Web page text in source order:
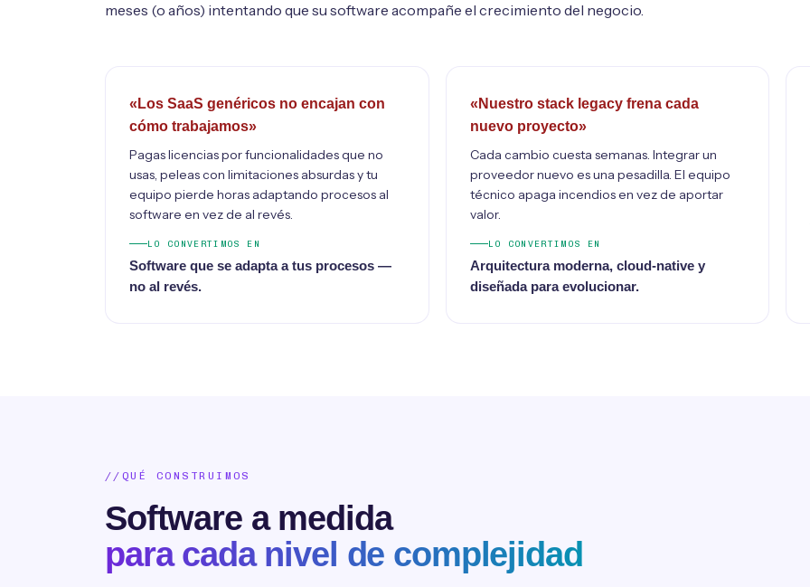
meses (o años) intentando que su software acompañe el crecimiento del negocio.
«Los SaaS genéricos no encajan con
cómo trabajamos»
Pagas licencias por funcionalidades que no
usas, peleas con limitaciones absurdas y tu
equipo pierde horas adaptando procesos al
software en vez de al revés.
LO CONVERTIMOS EN
Software que se adapta a tus procesos —
no al revés.
«Nuestro stack legacy frena cada
nuevo proyecto»
Cada cambio cuesta semanas. Integrar un
proveedor nuevo es una pesadilla. El equipo
técnico apaga incendios en vez de aportar
valor.
LO CONVERTIMOS EN
Arquitectura moderna, cloud-native y
diseñada para evolucionar.
QUÉ CONSTRUIMOS
Software a medida
para cada nivel de complejidad